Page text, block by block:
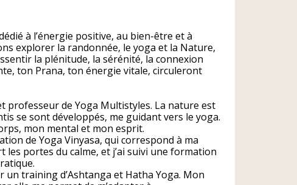
à l’énergie positive, au bien-être et à
explorer la randonnée, le yoga et la Nature,
la plénitude, la sérénité, la connexion
ton Prana, ton énergie vitale, circuleront
professeur de Yoga Multistyles. La nature est
se sont développés, me guidant vers le yoga.
mon mental et mon esprit.
de Yoga Vinyasa, qui correspond à ma
les portes du calme, et j’ai suivi une formation
training d’Ashtanga et Hatha Yoga. Mon